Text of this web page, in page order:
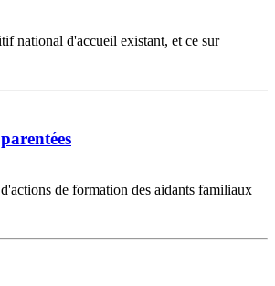
national d'accueil existant, et ce sur
de formation des aidants familiaux